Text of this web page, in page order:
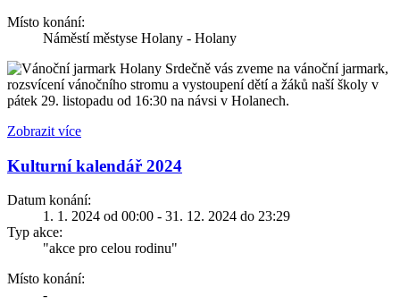
Místo konání:
Náměstí městyse Holany - Holany
Srdečně vás zveme na vánoční jarmark,
rozsvícení vánočního stromu a vystoupení dětí a žáků naší školy v
pátek 29. listopadu od 16:30 na návsi v Holanech.
Zobrazit více
Kulturní kalendář 2024
Datum konání:
1. 1. 2024 od 00:00 - 31. 12. 2024 do 23:29
Typ akce:
"akce pro celou rodinu"
Místo konání:
-